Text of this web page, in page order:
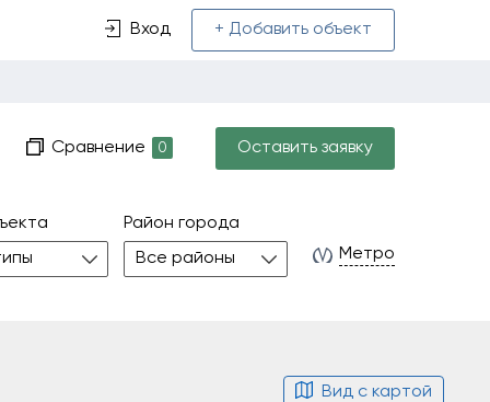
Вход + Добавить объект
Сравнение 0 Оставить заявку
Район города
Все районы
Метро
Вид с картой